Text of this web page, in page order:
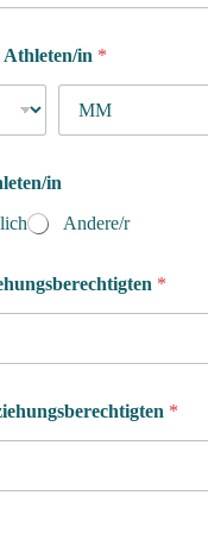
Athleten/in *
in
Andere/r
*
*